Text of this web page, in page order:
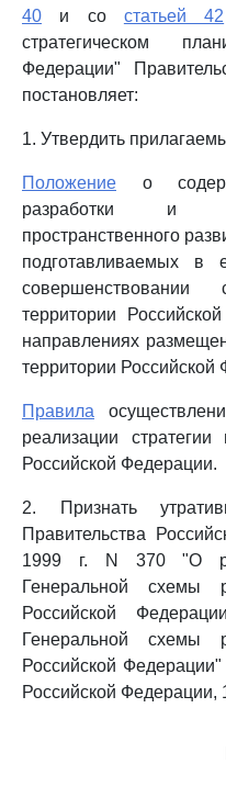
40 и со статьей 42
стратегическом
Федерации"
постановляет:
1. Утвердить
Положение о
разработки и
пространственного
подготавливаемых в
территории
направлениях
территории Российской
Правила
реализации стратегии
Российской Федерации.
2. Признать
Правительства
1999 г. N 370 "О
Генеральной схемы
Российской
Генеральной схемы
Российской
Российской Федерации,